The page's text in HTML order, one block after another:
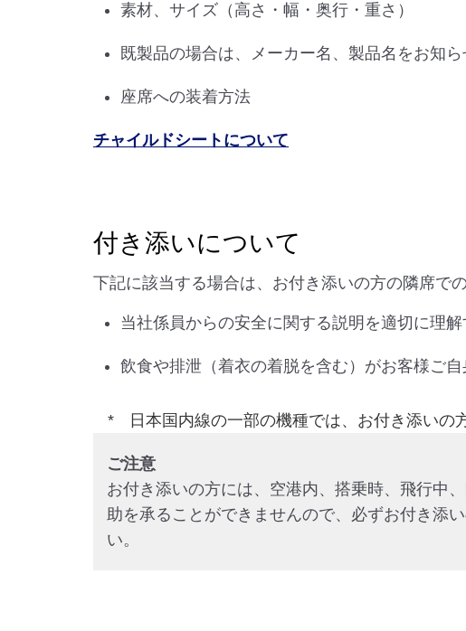
素材、サイズ（高さ・幅・奥行・重さ）
既製品の場合は、メーカー名、製品名をお知
座席への装着方法
チャイルドシートについて
付き添いについて
下記に該当する場合は、お付き添いの方の隣席で
当社係員からの安全に関する説明を適切に理
飲食や排泄（着衣の着脱を含む）がお客様ご
日本国内線の一部の機種では、お付き添いの
ご注意
お付き添いの方には、空港内、搭乗時、飛行中
助を承ることができませんので、必ずお付き添
い。